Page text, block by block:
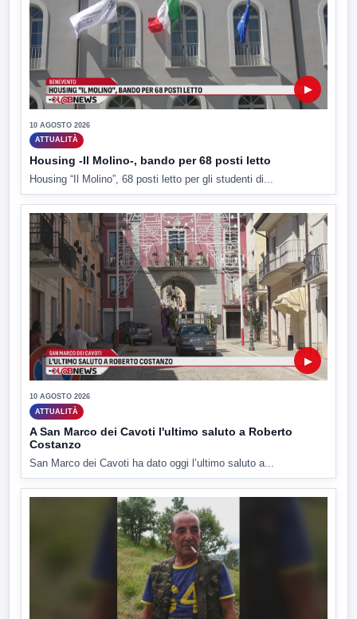
▶
10 AGOSTO 2026
ATTUALITÀ
Housing -Il Molino-, bando per 68 posti letto
Housing “Il Molino”, 68 posti letto per gli studenti di...
▶
10 AGOSTO 2026
ATTUALITÀ
A San Marco dei Cavoti l'ultimo saluto a Roberto
Costanzo
San Marco dei Cavoti ha dato oggi l’ultimo saluto a...